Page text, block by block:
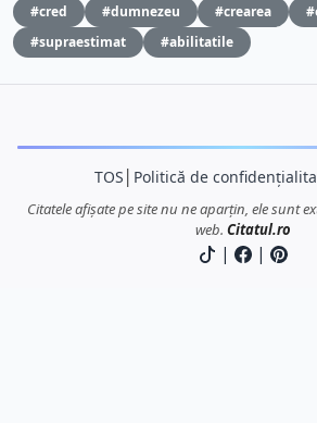
#cred #dumnezeu #crearea
#supraestimat
#abilitatile
TOS Politică de
Citatele afișate pe site nu ne aparțin, ele sunt
web. Citatul.ro
| |